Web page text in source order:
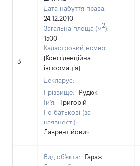
3
Дата набуття права:
24.12.2010
Загальна площа (м2):
1500
Кадастровий номер:
[Конфіденційна
інформація]
Декларує:
Прізвище:
Рудюк
Ім'я:
Григорій
По батькові (за
наявності):
Лаврентійович
Вид об'єкта:
Гараж